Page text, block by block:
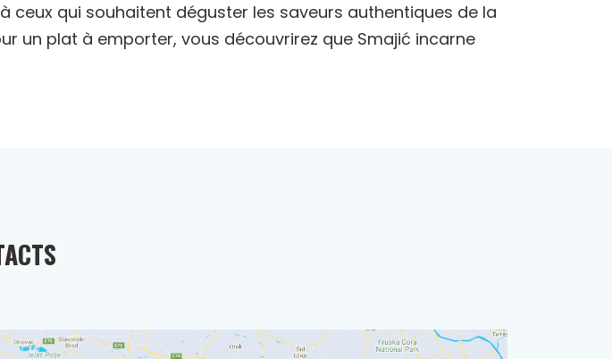
ceux qui souhaitent déguster les saveurs authentiques de la
un plat à emporter, vous découvrirez que Smajić incarne